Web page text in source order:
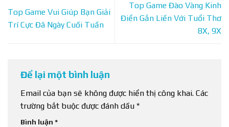
Top Game Vui Giúp Bạn Giải
Trí Cực Đã Ngày Cuối Tuần
Top Game Đào Vàng Kinh
Điển Gắn Liền Với Tuổi Thơ
8X, 9X
Để lại một bình luận
Email của bạn sẽ không được hiển thị công khai. Các
trường bắt buộc được đánh dấu *
Bình luận *